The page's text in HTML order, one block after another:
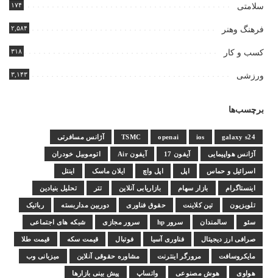
سلامتی ۱۷۴
فرهنگ وهنر ۲,۵۸۴
کسب و کار ۳۱۸
ورزشی ۳,۱۴۳
برچسب‌ها
galaxy s24
ios
openai
TSMC آژانس مسافرتی
آژانس هواپیمایی آیفون 17 آیفون Air اتوموبیل خودران
اسرائیل و حماس اپل اپل واچ ایلان ماسک اینتل
اینستاگرام بازار سهام بازاریابی آنلاین تتر تحلیل بنیادین
تلویزیون تین کلاینت حقوق فناوری دوربین مداربسته رباتیک
سئو سالمندان سرور hp سرور مجازی شبکه های اجتماعی
صرافی ارز دیجیتال فناوری آسیا فوتبال قیمت سکه قیمت طلا
مایکروسافت مرورگر اینترنت مشاوره حقوقی آنلاین میزبانی وب
هواوی هوش مصنوعی واتساپ پیش بینی بازارها